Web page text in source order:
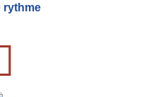
rythme